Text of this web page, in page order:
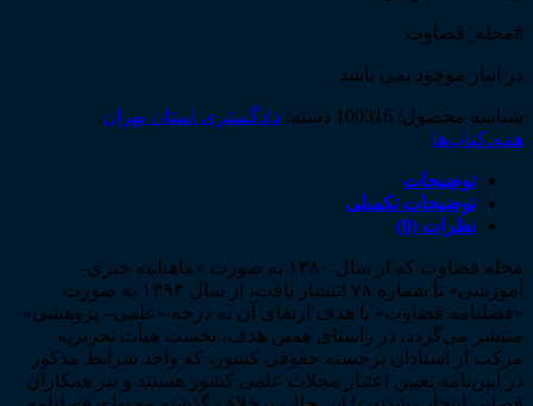
#مجله_قضاوت
در انبار موجود نمی باشد
شناسه محصول: 100316 دسته: دادگستری استان تهران,
همه‌ـ‌کتاب‌ها
توضیحات
توضیحات تکمیلی
نظرات (0)
مجله قضاوت که از سال ۱۳۸۰ به صورت «ماهنامه خبری-
آموزشی» تا شماره ۷۸ انتشار یافت، از سال ۱۳۹۳ به صورت
«فصلنامه قضاوت» با هدف ارتقای آن به درجه «علمی– پژوهشی»
منتشر می‌گردد. در راستای همین هدف، نخست هیأت تحریریه
مرکب از استادان برجسته حقوقی کشور، که واجد شرایط مذکور
در آیین‌نامه تعیین اعتبار مجلات علمی کشور هستند و نیز همکاران